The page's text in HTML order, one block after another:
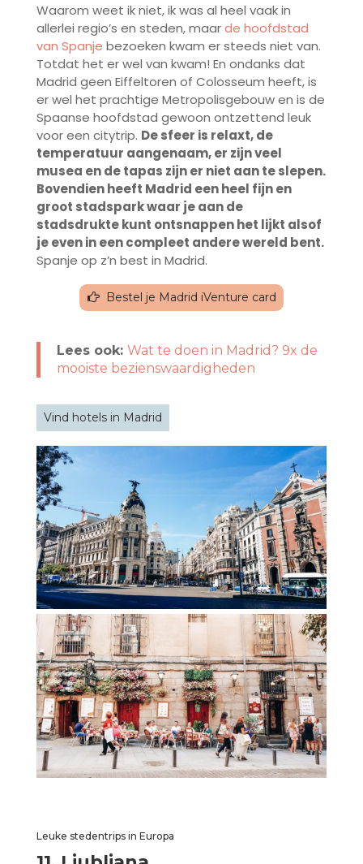
Waarom weet ik niet, ik was al heel vaak in
allerlei regio’s en steden, maarde hoofdstad
van Spanje bezoeken kwam er steeds niet van.
Totdat het er wel van kwam! En ondanks dat
Madrid geen Eiffeltoren of Colosseum heeft, is
er wel het prachtige Metropolisgebouw en is de
Spaanse hoofdstad gewoon ontzettend leuk
voor een citytrip. De sfeer is relaxt, de
temperatuur aangenaam, er zijn veel
musea en de tapas zijn er niet aan te slepen.
Bovendien heeft Madrid een heel fijn en
groot stadspark waar je aan de
stadsdrukte kunt ontsnappen het lijkt alsof
je even in een compleet andere wereld bent.
Spanje op z’n best in Madrid.
Bestel je Madrid iVenture card
Lees ook: Wat te doen in Madrid? 9x de
mooiste bezienswaardigheden
Vind hotels in Madrid
Leuke stedentrips in Europa